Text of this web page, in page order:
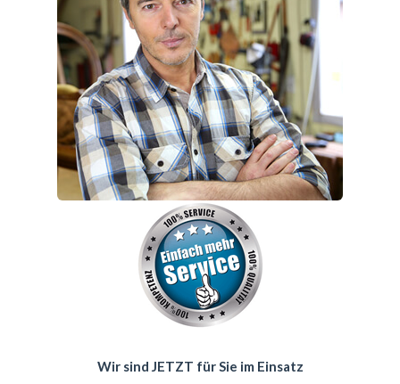
Wir sind JETZT für Sie im Einsatz